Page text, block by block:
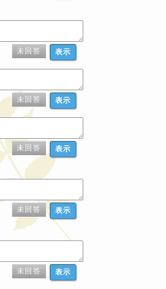
未回答 表示
未回答 表示
未回答 表示
未回答 表示
未回答 表示